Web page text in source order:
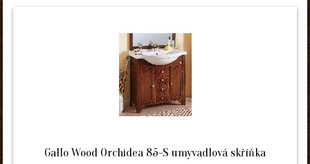
Gallo Wood Orchidea 85-S umyvadlová skříňka